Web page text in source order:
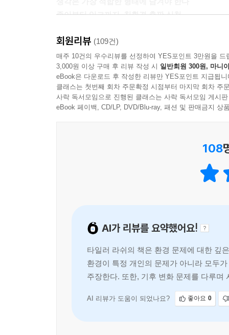
종이부터 잉크까지, 친환경 출판 실천
타일러 라쉬의 『두 번째 지구는 없다』는 디
친환경적인 형태 안에 담기 위해 저자는 디자
획기적으로 줄인 디자인을 제안했다.
책에 사용한 모든 종이는 가장 엄격한 친환
국제산림관리협의회(Forest Stewardship
회원리뷰 (109건)
매주 10건의 우수리뷰를 선정하여 YES포인트 3만원을 드
3,000원 이상 구매 후 리뷰 작성 시 일반회원 300원, 마니
eBook은 다운로드 후 작성한 리뷰만 YES포인트 지급됩니
클래스는 첫번째 회차 주문확정 시점부터 마지막 회차 주
사락 독서모임으로 진행된 클래스는 사락 독서모임 게시
eBook 페이백, CD/LP, DVD/Blu-ray, 패션 및 판매금지 상
108
AI가 리뷰를 요약했어요!
타일러 라쉬의 책은 환경 문제에 대한 깊
환경이 특정 개인의 문제가 아니라 모두
주장한다. 또한, 기후 변화 문제를 다루며